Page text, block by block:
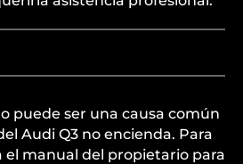
puede ser una causa común
Audi Q3 no encienda. Para
el manual del propietario para